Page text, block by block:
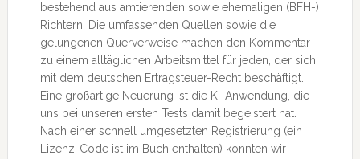
bestehend aus amtierenden sowie ehemaligen (BFH-)
Richtern. Die umfassenden Quellen sowie die
gelungenen Querverweise machen den Kommentar
zu einem alltäglichen Arbeitsmittel für jeden, der sich
mit dem deutschen Ertragsteuer-Recht beschäftigt.
Eine großartige Neuerung ist die KI-Anwendung, die
uns bei unseren ersten Tests damit begeistert hat.
Nach einer schnell umgesetzten Registrierung (ein
Lizenz-Code ist im Buch enthalten) konnten wir